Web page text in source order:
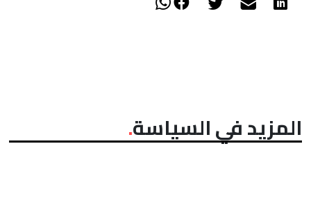
المزيد في السياسة